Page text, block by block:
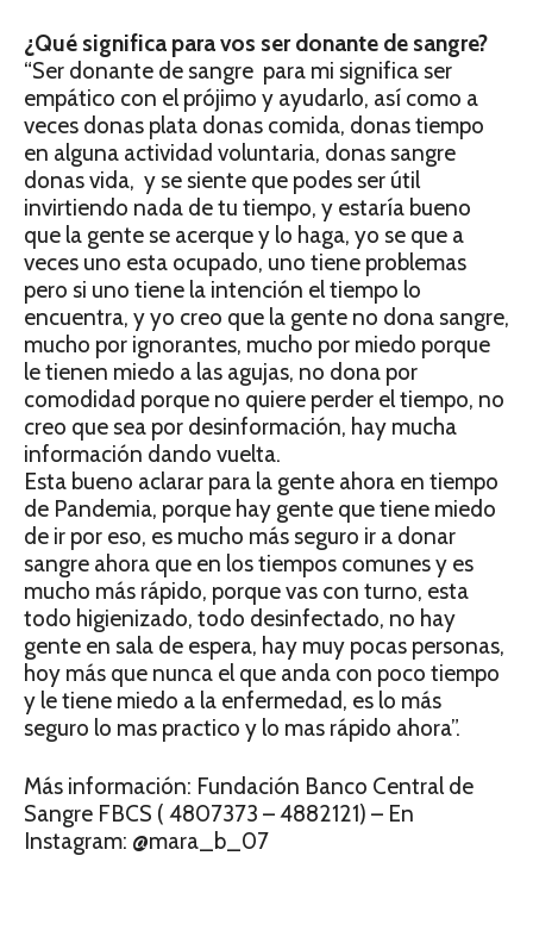
¿Qué significa para vos ser donante de sangre?
“Ser donante de sangre para mi significa ser
empático con el prójimo y ayudarlo, así como a
veces donas plata donas comida, donas tiempo
en alguna actividad voluntaria, donas sangre
donas vida, y se siente que podes ser útil
invirtiendo nada de tu tiempo, y estaría bueno
que la gente se acerque y lo haga, yo se que a
veces uno esta ocupado, uno tiene problemas
pero si uno tiene la intención el tiempo lo
encuentra, y yo creo que la gente no dona sangre,
mucho por ignorantes, mucho por miedo porque
le tienen miedo a las agujas, no dona por
comodidad porque no quiere perder el tiempo, no
creo que sea por desinformación, hay mucha
información dando vuelta.
Esta bueno aclarar para la gente ahora en tiempo
de Pandemia, porque hay gente que tiene miedo
de ir por eso, es mucho más seguro ir a donar
sangre ahora que en los tiempos comunes y es
mucho más rápido, porque vas con turno, esta
todo higienizado, todo desinfectado, no hay
gente en sala de espera, hay muy pocas personas,
hoy más que nunca el que anda con poco tiempo
y le tiene miedo a la enfermedad, es lo más
seguro lo mas practico y lo mas rápido ahora”.
Más información: Fundación Banco Central de
Sangre FBCS ( 4807373 – 4882121) – En
Instagram: @mara_b_07